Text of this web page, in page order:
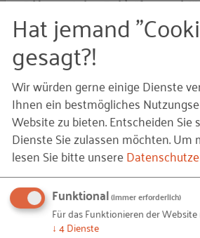
„Bildung zwischen Fachkräftemangel,
Kompetenzen“.
24.06.2026
EXPERTISE
Hat jemand
gesagt?!
Wir würden gerne einige Dienste
Ihnen ein bestmögliches
Website zu bieten. Entscheiden Sie
Dienste Sie zulassen möchten.Um
lesen Sie bitte unsere
Funktional(immer erforderlich)
Für das Funktionieren der
↓ 4Dienste